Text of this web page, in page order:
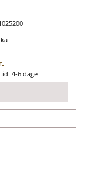
4-6 dage